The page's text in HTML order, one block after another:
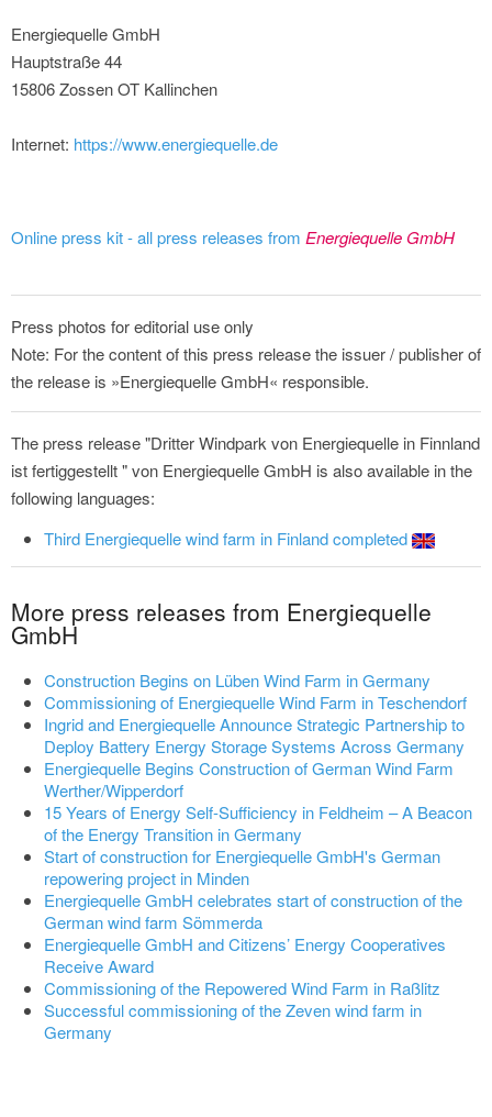
Energiequelle GmbH
Hauptstraße 44
15806 Zossen OT Kallinchen
Internet: https://www.energiequelle.de
Online press kit - all press releases from Energiequelle GmbH
Press photos for editorial use only
Note: For the content of this press release the issuer / publisher of
the release is »Energiequelle GmbH« responsible.
The press release "Dritter Windpark von Energiequelle in Finnland
ist fertiggestellt " von Energiequelle GmbH is also available in the
following languages:
Third Energiequelle wind farm in Finland completed
More press releases from Energiequelle
GmbH
Construction Begins on Lüben Wind Farm in Germany
Commissioning of Energiequelle Wind Farm in Teschendorf
Ingrid and Energiequelle Announce Strategic Partnership to
Deploy Battery Energy Storage Systems Across Germany
Energiequelle Begins Construction of German Wind Farm
Werther/Wipperdorf
15 Years of Energy Self-Sufficiency in Feldheim – A Beacon
of the Energy Transition in Germany
Start of construction for Energiequelle GmbH's German
repowering project in Minden
Energiequelle GmbH celebrates start of construction of the
German wind farm Sömmerda
Energiequelle GmbH and Citizens’ Energy Cooperatives
Receive Award
Commissioning of the Repowered Wind Farm in Raßlitz
Successful commissioning of the Zeven wind farm in
Germany